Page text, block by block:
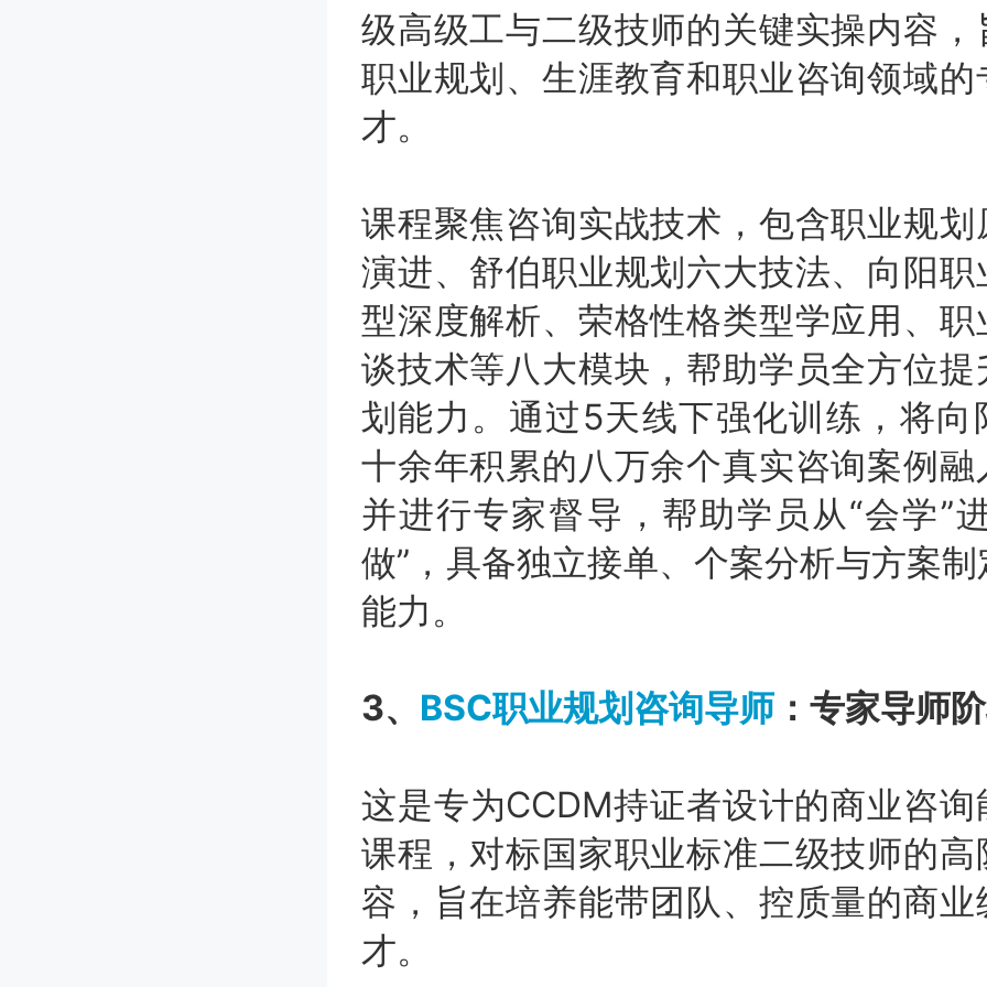
级高级工与二级技师的关键实操内容，
职业规划、生涯教育和职业咨询领域的
才。
课程聚焦咨询实战技术，包含职业规划
演进、舒伯职业规划六大技法、向阳职
型深度解析、荣格性格类型学应用、职
谈技术等八大模块，帮助学员全方位提
划能力。通过5天线下强化训练，将向
十余年积累的八万余个真实咨询案例融
并进行专家督导，帮助学员从“会学”
做”，具备独立接单、个案分析与方案
能力。
3、 BSC职业规划咨询导师 ：专家导师
这是专为CCDM持证者设计的商业咨询
课程，对标国家职业标准二级技师的高
容，旨在培养能带团队、控质量的商业
才。